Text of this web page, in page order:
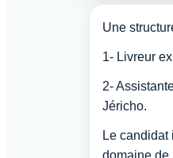
Une
1- Livreur
2-
Jéricho.
Le
domaine de